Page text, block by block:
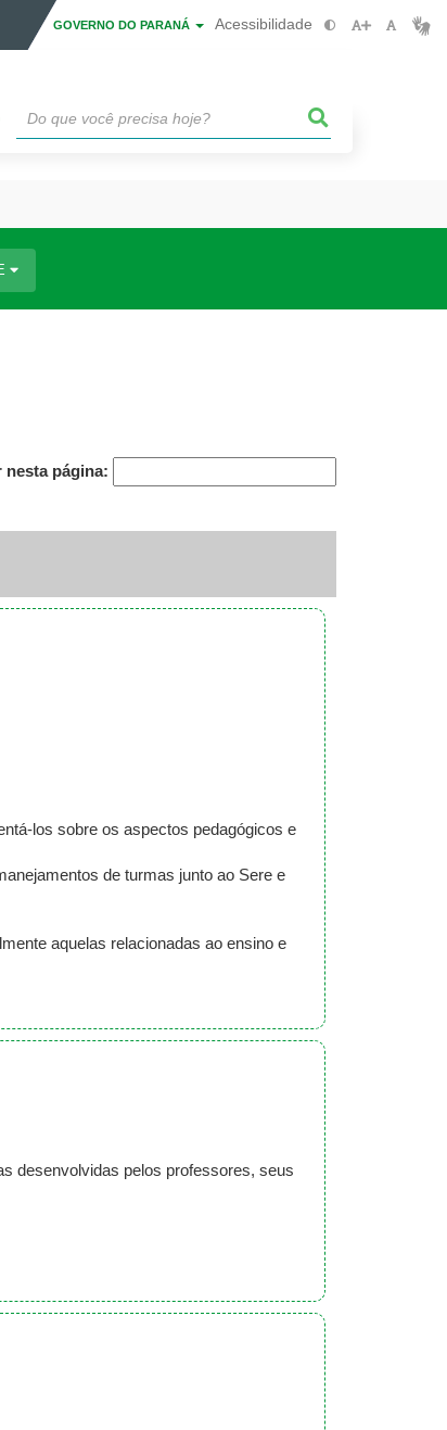
GOVERNO DO PARANÁ Acessibilidade
nesta página:
los sobre os aspectos pedagógicos e
de turmas junto ao Sere e
aquelas relacionadas ao ensino e
desenvolvidas pelos professores, seus